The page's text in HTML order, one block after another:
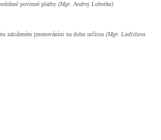
povinné platby (Mgr. Andrej Lobotka)
založeném jmenováním na dobu určitou (Mgr. Ladislava